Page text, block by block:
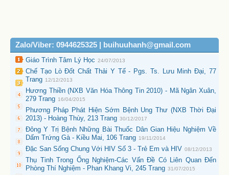
Zalo/Viber: 0944625325 | buihuuhanh@gmail.com
Giáo Trình Tâm Lý Học 24/07/2013
Chế Tạo Lò Đốt Chất Thải Y Tế - Pgs. Ts. Lưu Minh Đại, 77
Trang 12/12/2013
Hương Thiền (NXB Văn Hóa Thông Tin 2010) - Mã Ngân Xuân,
279 Trang 16/04/2015
Phương Pháp Phát Hiện Sớm Bệnh Ung Thư (NXB Thời Đại
2013) - Hoàng Thùy, 213 Trang 30/12/2017
Đông Y Trị Bệnh Những Bài Thuốc Dân Gian Hiệu Nghiệm Về
Dấm Trứng Gà - Kiều Mai, 106 Trang 19/11/2014
Đặc San Sống Chung Với HIV Số 3 - Trẻ Em và HIV 08/12/2013
Thụ Tinh Trong Ống Nghiệm-Các Vấn Đề Có Liên Quan Đến
Phòng Thí Nghiệm - Phan Khang Vi, 245 Trang 31/07/2015